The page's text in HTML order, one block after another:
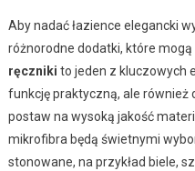
Aby nadać łazience elegancki
różnorodne dodatki, które
ręczniki to jeden z kluczowych
funkcję praktyczną, ale również
postaw na wysoką jakość
mikrofibra będą świetnymi
stonowane, na przykład biele,